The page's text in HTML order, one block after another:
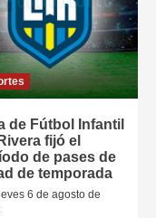
de Fútbol Infantil
fijó el
de pases de
de temporada
6 de agosto de